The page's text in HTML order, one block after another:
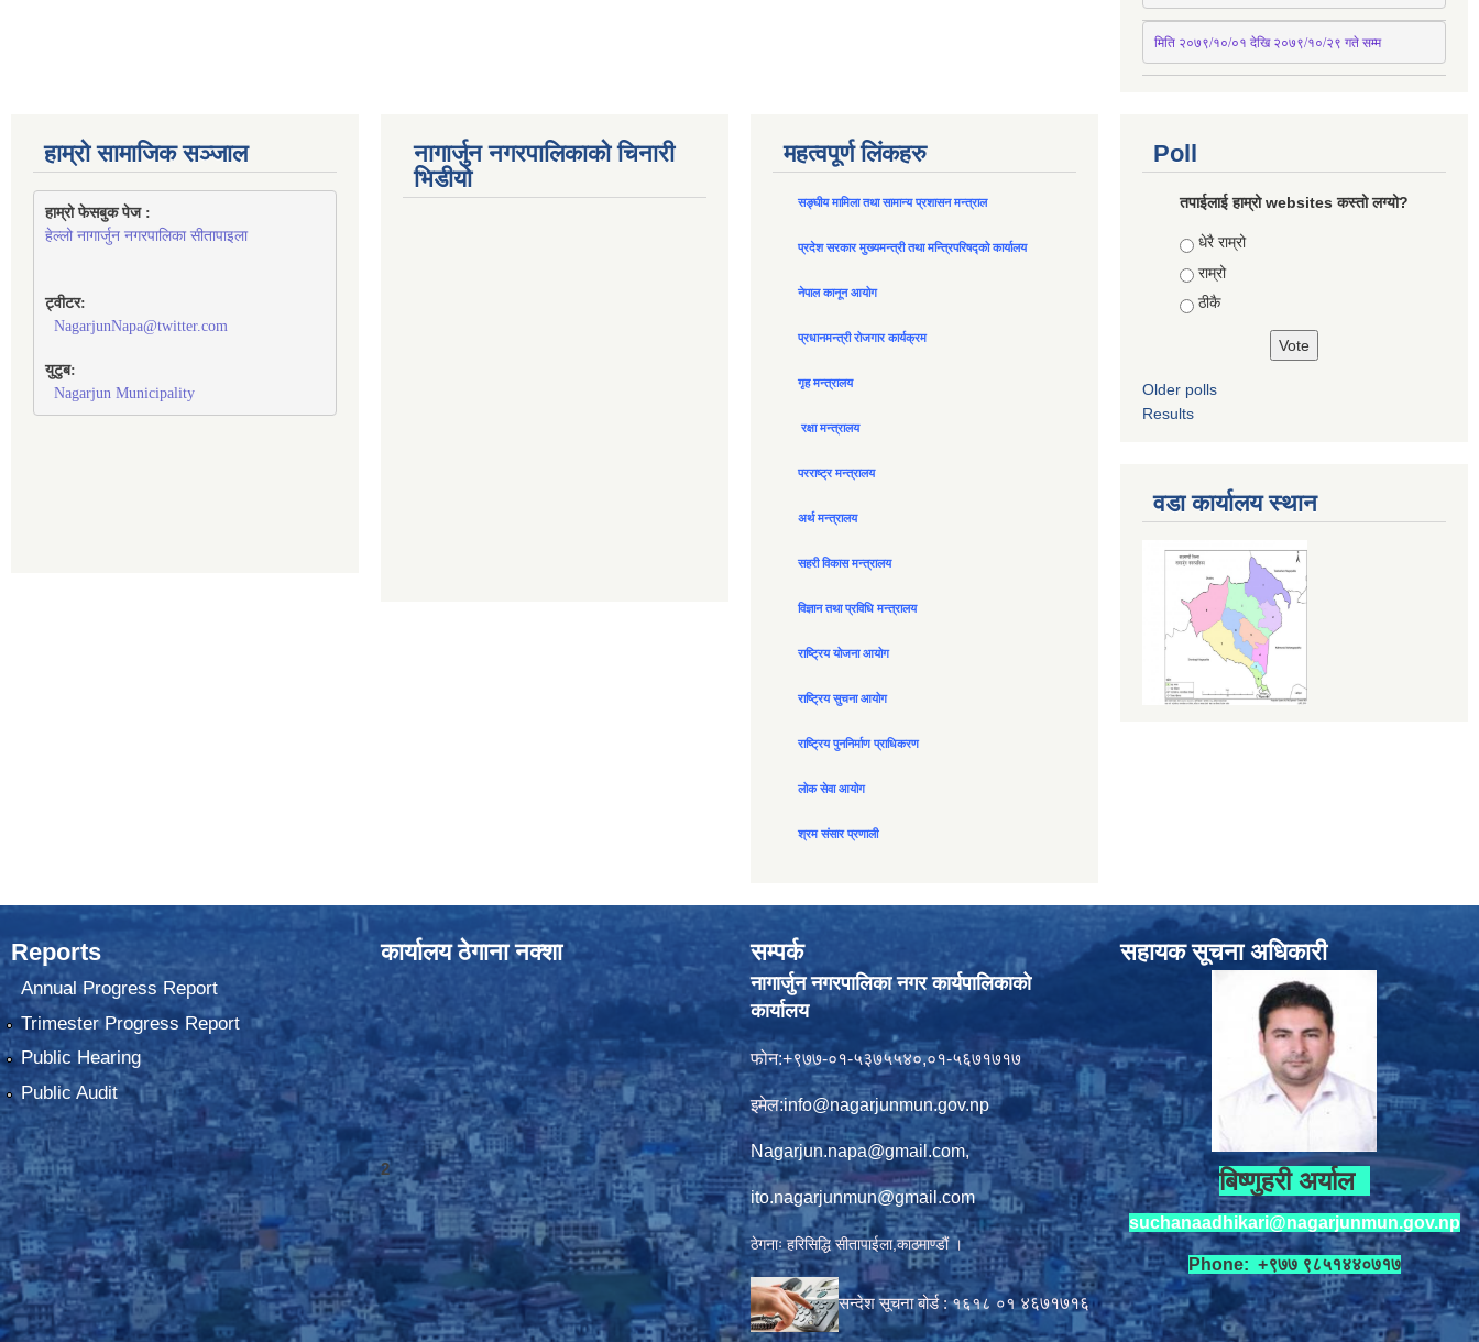
मिति २०७९/१०/०१ देखि २०७९/१०/२९ गते सम्म
हाम्रो सामाजिक सञ्जाल
हाम्रो फेसबुक पेज :
हेल्लो नागार्जुन नगरपालिका सीतापाइला
ट्वीटर:
NagarjunNapa@twitter.com
युटुब:
Nagarjun Municipality
नागार्जुन नगरपालिकाको चिनारी
भिडीयो
महत्वपूर्ण लिंकहरु
सङ्घीय मामिला तथा सामान्य प्रशासन मन्त्राल
प्रदेश सरकार मुख्यमन्त्री तथा मन्त्रिपरिषद्को कार्यालय
नेपाल कानून आयोग
प्रधानमन्त्री रोजगार कार्यक्रम
गृह मन्त्रालय
रक्षा मन्त्रालय
परराष्ट्र मन्त्रालय
अर्थ मन्त्रालय
सहरी विकास मन्त्रालय
विज्ञान तथा प्रविधि मन्त्रालय
राष्ट्रिय योजना आयोग
राष्ट्रिय सुचना आयोग
राष्ट्रिय पुननिर्माण प्राधिकरण
लोक सेवा आयोग
श्रम संसार प्रणाली
Poll
तपाईलाई हाम्रो websites कस्तो लग्यो?
Choices
धेरै राम्रो
राम्रो
ठीकै
Older polls
Results
वडा कार्यालय स्थान
Reports
Annual Progress Report
Trimester Progress Report
Public Hearing
Public Audit
कार्यालय ठेगाना नक्शा
2
सम्पर्क
नागार्जुन नगरपालिका नगर कार्यपालिकाको
कार्यालय
फोन:+९७७-०१-५३७५५४०,०१-५६७१७१७
इमेल:info@nagarjunmun.gov.np
Nagarjun.napa@gmail.com,
ito.nagarjunmun@gmail.com
ठेगनाः हरिसिद्धि सीतापाईला,काठमाण्डौं ।
सन्देश सूचना बोर्ड : १६१८ ०१४६७१७१६
सहायक सूचना अधिकारी
बिष्णुहरी अर्याल
suchanaadhikari@nagarjunmun.gov.np
Phone: +९७७ ९८५१४४०७१७